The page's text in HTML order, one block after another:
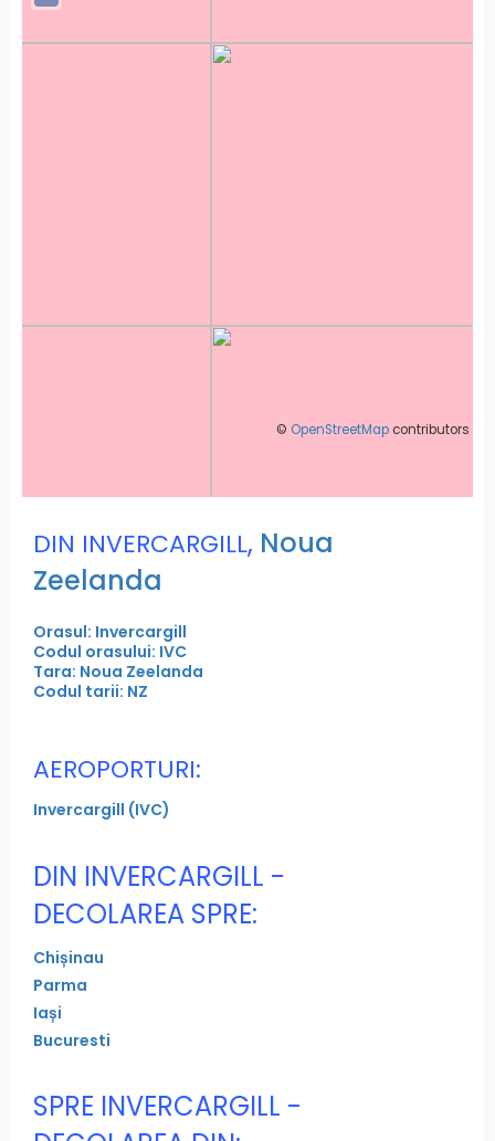
© OpenStreetMap contributors
DIN INVERCARGILL, Noua
Zeelanda
Orasul: Invercargill
Codul orasului: IVC
Tara: Noua Zeelanda
Codul tarii: NZ
AEROPORTURI:
Invercargill (IVC)
DIN INVERCARGILL -
DECOLAREA SPRE:
Chișinau
Parma
Iași
Bucuresti
SPRE INVERCARGILL -